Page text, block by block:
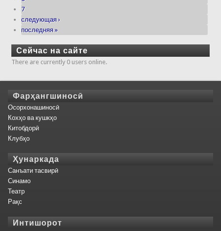
7
следующая ›
последняя »
Сейчас на сайте
There are currently 0 users online.
Фарҳангшиносӣ
Осорхонашиносӣ
Кохҳо ва кушкҳо
Китобдорӣ
Клубҳо
Ҳунаркада
Санъати тасвирӣ
Синамо
Театр
Рақс
Интишорот